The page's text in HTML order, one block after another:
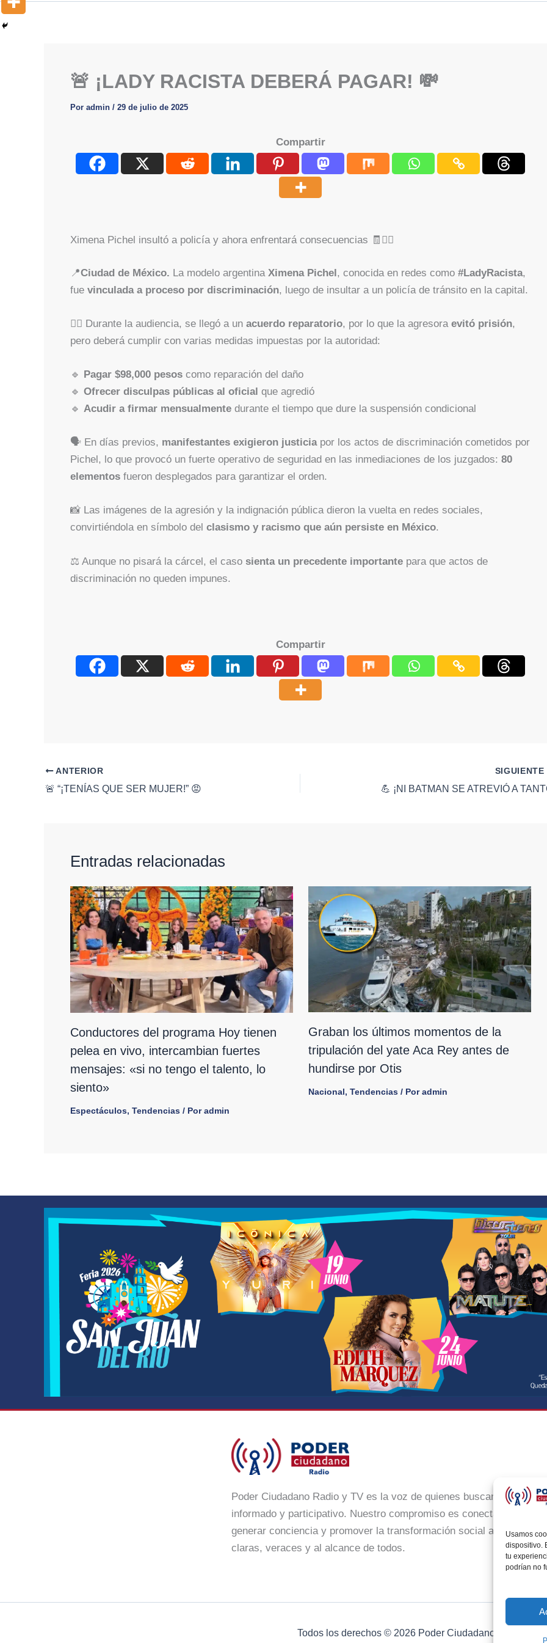
Usamos
dispositivo.
tu
podrían no
🚨 ¡LADY RACISTA DEBERÁ PAGAR! 💸
Por admin / 29 de julio de 2025
Compartir
Ximena Pichel insultó a policía y ahora enfrentará consecuencias 🧾👮‍♂️
📍Ciudad de México. La modelo argentina Ximena Pichel, conocida en redes como #LadyRacista,
fue vinculada a proceso por discriminación, luego de insultar a un policía de tránsito en la capital.
👩‍⚖️ Durante la audiencia, se llegó a un acuerdo reparatorio, por lo que la agresora evitó prisión,
pero deberá cumplir con varias medidas impuestas por la autoridad:
🔹 Pagar $98,000 pesoscomo reparación del daño
🔹 Ofrecer disculpas públicas al oficial que agredió
🔹 Acudir a firmar mensualmentedurante el tiempo que dure la suspensión condicional
🗣️ En días previos, manifestantes exigieron justiciapor los actos de discriminación cometidos por
Pichel, lo que provocó un fuerte operativo de seguridad en las inmediaciones de los juzgados: 80
elementosfueron desplegados para garantizar el orden.
📸 Las imágenes de la agresión y la indignación pública dieron la vuelta en redes sociales,
convirtiéndola en símbolo del clasismo y racismo que aún persiste en México.
⚖️ Aunque no pisará la cárcel, el caso sienta un precedente importantepara que actos de
discriminación no queden impunes.
Compartir
ANTERIOR
🚨 “¡TENÍAS QUE SER MUJER!” 😡
SIGUIENTE
💪 ¡NI BATMAN SE ATREVIÓ A
Entradas relacionadas
Conductores del programa Hoy tienen
pelea en vivo, intercambian fuertes
mensajes: «si no tengo el talento, lo
siento»
Espectáculos, Tendencias/ Poradmin
Graban los últimos momentos de la
tripulación del yate Aca Rey antes de
hundirse por Otis
Nacional, Tendencias/ Poradmin
Poder Ciudadano Radio y TV es la voz de quienes buscan un México
informado y participativo. Nuestro compromiso es conectar con la
generar conciencia y promover la transformación social a través de
claras, veraces y al alcance de todos.
Todos los derechos © 2026 Poder Ciudadano Radio